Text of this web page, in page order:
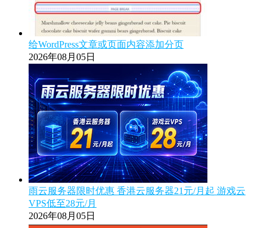
给WordPress文章或页面内容添加分页
2026年08月05日
雨云服务器限时优惠 香港云服务器21元/月起 游戏云
VPS低至28元/月
2026年08月05日